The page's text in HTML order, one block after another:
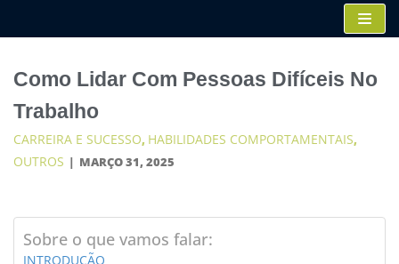
para
conteúdo
Como Lidar Com Pessoas Difíceis No
Trabalho
CARREIRA E SUCESSO, HABILIDADES COMPORTAMENTAIS,
OUTROS MARÇO 31, 2025
Sobre o que vamos falar:
INTRODUÇÃO